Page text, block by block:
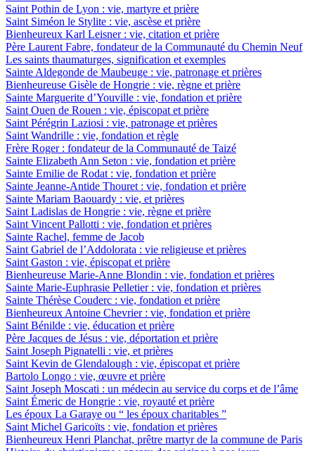
Saint Pothin de Lyon : vie, martyre et prière
Saint Siméon le Stylite : vie, ascèse et prière
Bienheureux Karl Leisner : vie, citation et prière
Père Laurent Fabre, fondateur de la Communauté du Chemin Neuf
Les saints thaumaturges, signification et exemples
Sainte Aldegonde de Maubeuge : vie, patronage et prières
Bienheureuse Gisèle de Hongrie : vie, règne et prière
Sainte Marguerite d’Youville : vie, fondation et prière
Saint Ouen de Rouen : vie, épiscopat et prière
Saint Pérégrin Laziosi : vie, patronage et prières
Saint Wandrille : vie, fondation et règle
Frère Roger : fondateur de la Communauté de Taizé
Sainte Elizabeth Ann Seton : vie, fondation et prière
Sainte Emilie de Rodat : vie, fondation et prière
Sainte Jeanne-Antide Thouret : vie, fondation et prière
Sainte Mariam Baouardy : vie, et prières
Saint Ladislas de Hongrie : vie, règne et prière
Saint Vincent Pallotti : vie, fondation et prières
Sainte Rachel, femme de Jacob
Saint Gabriel de l’Addolorata : vie religieuse et prières
Saint Gaston : vie, épiscopat et prière
Bienheureuse Marie-Anne Blondin : vie, fondation et prières
Sainte Marie-Euphrasie Pelletier : vie, fondation et prières
Sainte Thérèse Couderc : vie, fondation et prière
Bienheureux Antoine Chevrier : vie, fondation et prière
Saint Bénilde : vie, éducation et prière
Père Jacques de Jésus : vie, déportation et prière
Saint Joseph Pignatelli : vie, et prières
Saint Kevin de Glendalough : vie, épiscopat et prière
Bartolo Longo : vie, œuvre et prière
Saint Joseph Moscati : un médecin au service du corps et de l’âme
Saint Émeric de Hongrie : vie, royauté et prière
Les époux La Garaye ou “ les époux charitables ”
Saint Michel Garicoïts : vie, fondation et prières
Bienheureux Henri Planchat, prêtre martyr de la commune de Paris